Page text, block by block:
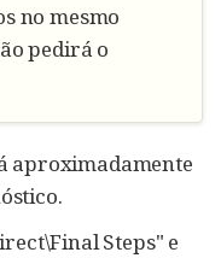
no mesmo
pedirá o
aproximadamente
Steps" e